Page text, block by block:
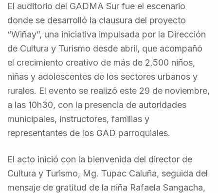
El auditorio del GADMA Sur fue el escenario
donde se desarrolló la clausura del proyecto
“Wiñay”, una iniciativa impulsada por la Dirección
de Cultura y Turismo desde abril, que acompañó
el crecimiento creativo de más de 2.500 niños,
niñas y adolescentes de los sectores urbanos y
rurales. El evento se realizó este 29 de noviembre,
a las 10h30, con la presencia de autoridades
municipales, instructores, familias y
representantes de los GAD parroquiales.
El acto inició con la bienvenida del director de
Cultura y Turismo, Mg. Tupac Caluña, seguida del
mensaje de gratitud de la niña Rafaela Sangacha,